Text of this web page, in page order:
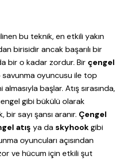
bu teknik, en etkili yakın
birisidir ancak başarılı bir
bir o kadar zordur. Bir çengel
oyuncusu ile top
başlar. Atış sırasında,
gibi bükülü olarak
bir sayı şansı aranır. Çengel
atış ya daskyhookgibi
oyuncuları açısından
ve hücum için etkili şut